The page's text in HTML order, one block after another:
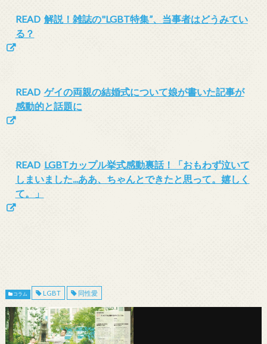
READ 解説！雑誌の"LGBT特集”、当事者はどうみてい
る？
READ ゲイの両親の結婚式について娘が書いた記事が
感動的と話題に
READ LGBTカップル挙式感動裏話！「おもわず泣いて
しまいました...ああ、ちゃんとできたと思って。嬉しく
て。」
コラム LGBT 同性愛